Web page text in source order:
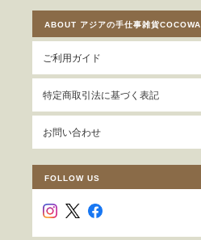
ABOUT アジアの手仕事雑貨COCOWA
ご利用ガイド
特定商取引法に基づく表記
お問い合わせ
FOLLOW US